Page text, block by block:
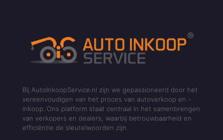
Bij AutoInkoopService.nl zijn we gepassioneerd door het
vereenvoudigen van het proces van autoverkoop en -
inkoop. Ons platform staat centraal in het samenbrengen
van verkopers en dealers, waarbij betrouwbaarheid en
efficiëntie de sleutelwoorden zijn.